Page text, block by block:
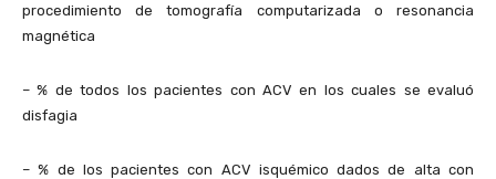
procedimiento de tomografía computarizada o resonancia
magnética
– % de todos los pacientes con ACV en los cuales se evaluó
disfagia
– % de los pacientes con ACV isquémico dados de alta con